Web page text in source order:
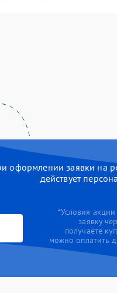
оформлении заявки на
действует
*Условия акции
заявку
получаете
можно оплатить